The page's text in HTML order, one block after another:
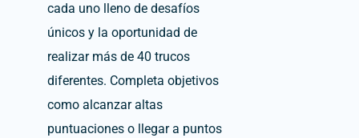
cada uno lleno de desafíos
únicos y la oportunidad de
realizar más de 40 trucos
diferentes. Completa objetivos
como alcanzar altas
puntuaciones o llegar a puntos